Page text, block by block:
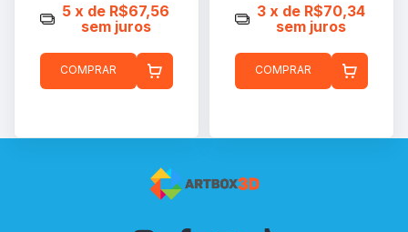
5 x de R$67,56
sem juros
COMPRAR
3 x de R$70,34
sem juros
COMPRAR